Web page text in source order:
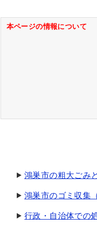
本ページの情報について
鴻巣市の粗大ごみ
鴻巣市のゴミ収集
行政・自治体での